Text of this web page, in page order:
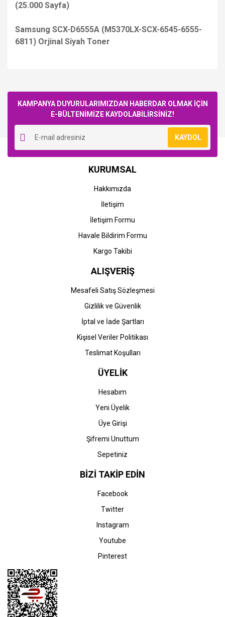
(25.000 Sayfa)
Samsung SCX-D6555A (M5370LX-SCX-6545-6555-
6811) Orjinal Siyah Toner
KAMPANYA DUYURULARIMIZDAN HABERDAR OLMAK İÇİN
E-BÜLTENİMİZE KAYDOLABİLİRSİNİZ!
KAYDOL
KURUMSAL
Hakkımızda
İletişim
İletişim Formu
Havale Bildirim Formu
Kargo Takibi
ALIŞVERİŞ
Mesafeli Satış Sözleşmesi
Gizlilik ve Güvenlik
İptal ve İade Şartları
Kişisel Veriler Politikası
Teslimat Koşulları
ÜYELİK
Hesabım
Yeni Üyelik
Üye Girişi
Şifremi Unuttum
Sepetiniz
BİZİ TAKİP EDİN
Facebook
Twitter
Instagram
Youtube
Pinterest